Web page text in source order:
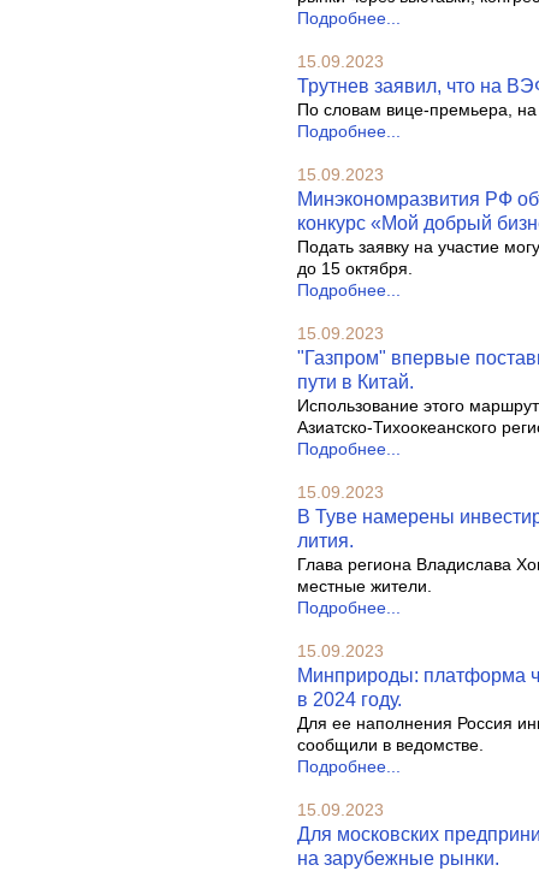
Подробнее...
15.09.2023
Трутнев заявил, что на
По словам вице-премьера,
Подробнее...
15.09.2023
Минэкономразвития РФ
конкурс «Мой добрый
Подать заявку на участие
до 15 октября.
Подробнее...
15.09.2023
"Газпром" впервые
пути в Китай.
Использование этого
Азиатско-Тихоокеанского
Подробнее...
15.09.2023
В Туве намерены
лития.
Глава региона Владислава
местные жители.
Подробнее...
15.09.2023
Минприроды: платформа
в 2024 году.
Для ее наполнения Россия
сообщили в ведомстве.
Подробнее...
15.09.2023
Для московских
на зарубежные рынки.